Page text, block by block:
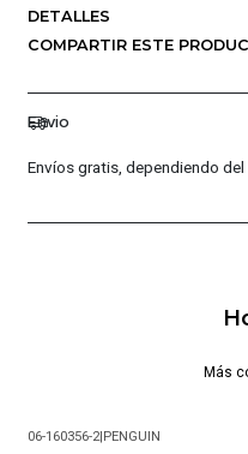
DETALLES
COMPARTIR ESTE
Envio
Envíos gratis, dependiendo
Más
06-160356-2|PENGUIN